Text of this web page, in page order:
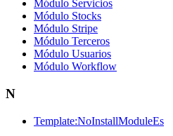
Módulo Servicios
Módulo Stocks
Módulo Stripe
Módulo Terceros
Módulo Usuarios
Módulo Workflow
N
Template:NoInstallModuleEs